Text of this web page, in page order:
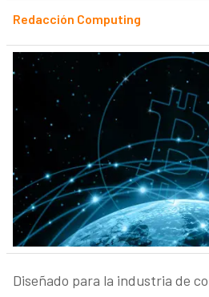
Redacción Computing
Diseñado para la industria de